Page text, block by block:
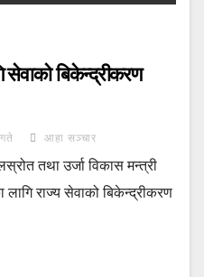
सेवाको बिकेन्द्रीकरण
आहा सञ्चार
तथा उर्जा विकास मन्त्री
लागि राज्य सेवाको बिकेन्द्रीकरण